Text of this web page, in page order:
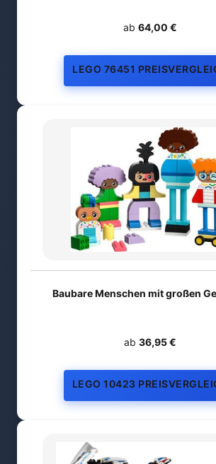
ab 64,00 €
LEGO 76451
Baubare Menschen mit großen
ab 36,95 €
LEGO 10423